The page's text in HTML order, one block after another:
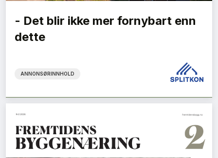
- Det blir ikke mer fornybart enn
dette
ANNONSØRINNHOLD